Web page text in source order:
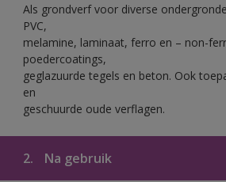
Als grondverf voor diverse
PVC,
melamine, laminaat, ferro en – non-
poedercoatings,
geglazuurde tegels en beton. Ook
en
geschuurde oude verflagen.
2. Na gebruik